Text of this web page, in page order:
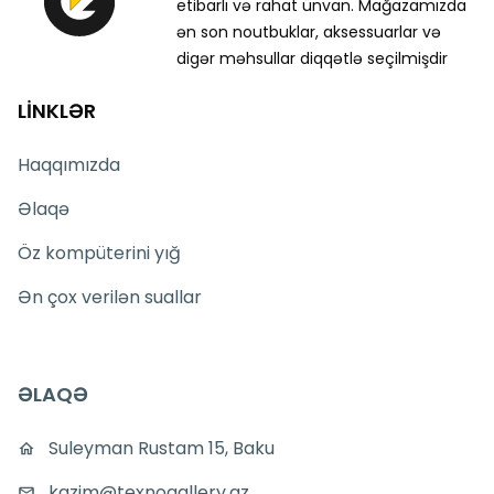
etibarlı və rahat ünvan. Mağazamızda
ən son noutbuklar, aksessuarlar və
digər məhsullar diqqətlə seçilmişdir
LİNKLƏR
Haqqımızda
Əlaqə
Öz kompüterini yığ
Ən çox verilən suallar
ƏLAQƏ
Suleyman Rustam 15, Baku